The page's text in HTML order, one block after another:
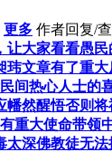
更多 作者回复/
让大家看看愚民
玮文章有了重大
间热心人士的
幡然醒悟否则将
重大使命带领
太深佛教徒无法